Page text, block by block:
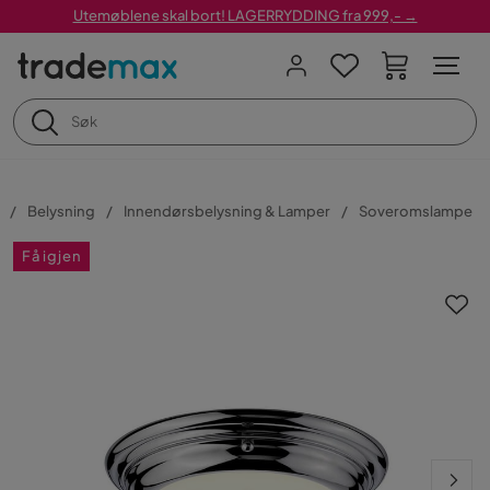
Utemøblene skal bort! LAGERRYDDING fra 999,- →
Belysning Innendørsbelysning & Lamper Soveromslampe
Få igjen